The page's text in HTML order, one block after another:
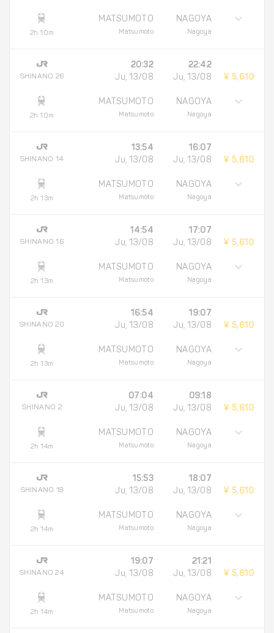
2h 10m
MATSUMOTO
Matsumoto
NAGOYA
Nagoya
SHINANO 26
2h 10m
20:32
Ju, 13/08
MATSUMOTO
Matsumoto
22:42
Ju, 13/08
NAGOYA
Nagoya
¥ 5,610
SHINANO 14
2h 13m
13:54
Ju, 13/08
MATSUMOTO
Matsumoto
16:07
Ju, 13/08
NAGOYA
Nagoya
¥ 5,610
SHINANO 16
2h 13m
14:54
Ju, 13/08
MATSUMOTO
Matsumoto
17:07
Ju, 13/08
NAGOYA
Nagoya
¥ 5,610
SHINANO 20
2h 13m
16:54
Ju, 13/08
MATSUMOTO
Matsumoto
19:07
Ju, 13/08
NAGOYA
Nagoya
¥ 5,610
SHINANO 2
2h 14m
07:04
Ju, 13/08
MATSUMOTO
Matsumoto
09:18
Ju, 13/08
NAGOYA
Nagoya
¥ 5,610
SHINANO 18
2h 14m
15:53
Ju, 13/08
MATSUMOTO
Matsumoto
18:07
Ju, 13/08
NAGOYA
Nagoya
¥ 5,610
SHINANO 24
2h 14m
19:07
Ju, 13/08
MATSUMOTO
Matsumoto
21:21
Ju, 13/08
NAGOYA
Nagoya
¥ 5,610